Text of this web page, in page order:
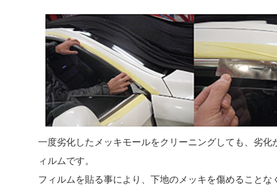
一度劣化したメッキモールをクリーニングしても、劣
ィルムです。
フィルムを貼る事により、下地のメッキを傷めることな